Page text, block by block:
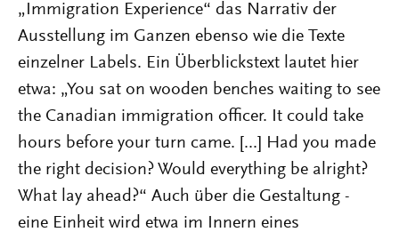
„Immigration Experience“ das Narrativ der
Ausstellung im Ganzen ebenso wie die Texte
einzelner Labels. Ein Überblickstext lautet hier
etwa: „You sat on wooden benches waiting to see
the Canadian immigration officer. It could take
hours before your turn came. [...] Had you made
the right decision? Would everything be alright?
What lay ahead?“ Auch über die Gestaltung -
eine Einheit wird etwa im Innern eines